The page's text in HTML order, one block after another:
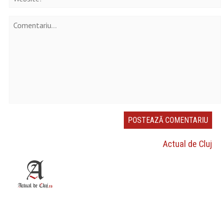
Actual de Cluj